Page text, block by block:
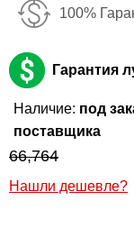
100%
Гарантия
Наличие: под
поставщика
66,764
Нашли дешевле?